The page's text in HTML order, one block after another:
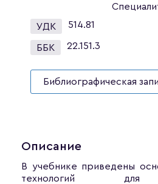
УДК 514.81
ББК 22.151.3
Библиографическая
Описание
В учебнике приведены
технологий для